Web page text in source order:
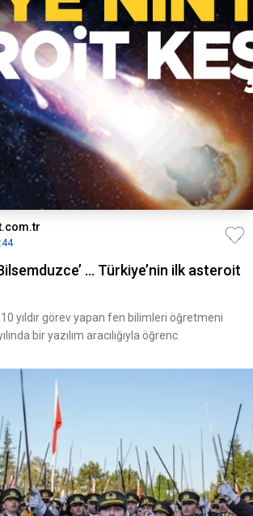
… Türkiye’nin ilk asteroit
10 yıldır görev yapan fen bilimleri öğretmeni
bir yazılım aracılığıyla öğrenc